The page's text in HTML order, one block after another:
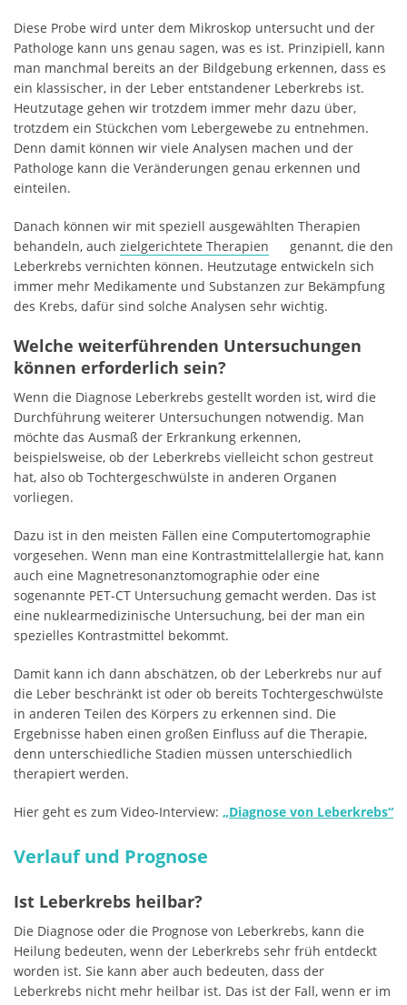
Diese Probe wird unter dem Mikroskop untersucht und der
Pathologe kann uns genau sagen, was es ist. Prinzipiell, kann
man manchmal bereits an der Bildgebung erkennen, dass es
ein klassischer, in der Leber entstandener Leberkrebs ist.
Heutzutage gehen wir trotzdem immer mehr dazu über,
trotzdem ein Stückchen vom Lebergewebe zu entnehmen.
Denn damit können wir viele Analysen machen und der
Pathologe kann die Veränderungen genau erkennen und
einteilen.
Danach können wir mit speziell ausgewählten Therapien
behandeln, auch zielgerichtete Therapien
genannt, die den
Leberkrebs vernichten können. Heutzutage entwickeln sich
immer mehr Medikamente und Substanzen zur Bekämpfung
des Krebs, dafür sind solche Analysen sehr wichtig.
Welche weiterführenden Untersuchungen
können erforderlich sein?
Wenn die Diagnose Leberkrebs gestellt worden ist, wird die
Durchführung weiterer Untersuchungen notwendig. Man
möchte das Ausmaß der Erkrankung erkennen,
beispielsweise, ob der Leberkrebs vielleicht schon gestreut
hat, also ob Tochtergeschwülste in anderen Organen
vorliegen.
Dazu ist in den meisten Fällen eine Computertomographie
vorgesehen. Wenn man eine Kontrastmittelallergie hat, kann
auch eine Magnetresonanztomographie oder eine
sogenannte PET-CT Untersuchung gemacht werden. Das ist
eine nuklearmedizinische Untersuchung, bei der man ein
spezielles Kontrastmittel bekommt.
Damit kann ich dann abschätzen, ob der Leberkrebs nur auf
die Leber beschränkt ist oder ob bereits Tochtergeschwülste
in anderen Teilen des Körpers zu erkennen sind. Die
Ergebnisse haben einen großen Einfluss auf die Therapie,
denn unterschiedliche Stadien müssen unterschiedlich
therapiert werden.
Hier geht es zum Video-Interview: „Diagnose von Leberkrebs“
Verlauf und Prognose
Ist Leberkrebs heilbar?
Die Diagnose oder die Prognose von Leberkrebs, kann die
Heilung bedeuten, wenn der Leberkrebs sehr früh entdeckt
worden ist. Sie kann aber auch bedeuten, dass der
Leberkrebs nicht mehr heilbar ist. Das ist der Fall, wenn er im